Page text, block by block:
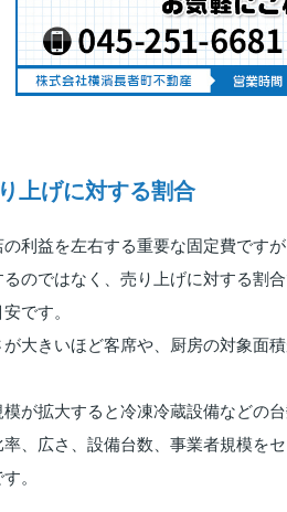
上げに対する割合
利益を左右する重要な固定費です
のではなく、売り上げに対する割
です。
が大きいほど客席や、厨房の対象面
が拡大すると冷凍冷蔵設備などの
、広さ、設備台数、事業者規模を
。